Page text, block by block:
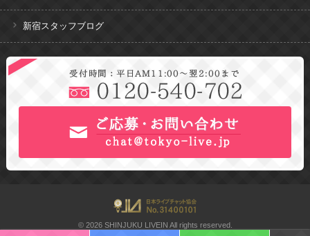
新宿スタッフブログ
© 2026 SHINJUKU LIVEIN All rights reserved.